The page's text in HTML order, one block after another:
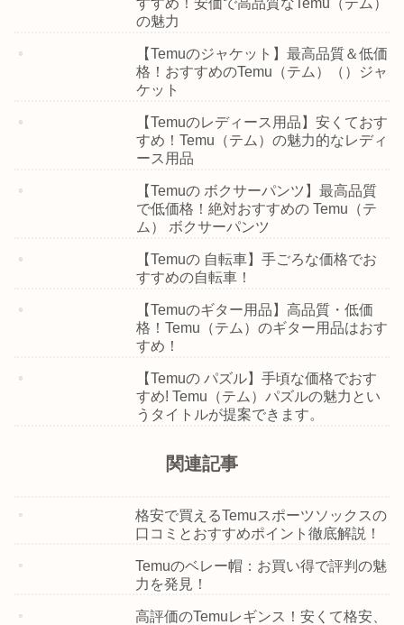
すすめ！安価で高品質なTemu（テム）
の魅力
【Temuのジャケット】最高品質＆低価
格！おすすめのTemu（テム）（）ジャ
ケット
【Temuのレディース用品】安くておす
すめ！Temu（テム）の魅力的なレディ
ース用品
【Temuの ボクサーパンツ】最高品質
で低価格！絶対おすすめの Temu（テ
ム） ボクサーパンツ
【Temuの 自転車】手ごろな価格でお
すすめの自転車！
【Temuのギター用品】高品質・低価
格！Temu（テム）のギター用品はおす
すめ！
【Temuの パズル】手頃な価格でおす
すめ! Temu（テム）パズルの魅力とい
うタイトルが提案できます。
関連記事
格安で買えるTemuスポーツソックスの
口コミとおすすめポイント徹底解説！
Temuのベレー帽：お買い得で評判の魅
力を発見！
高評価のTemuレギンス！安くて格安、